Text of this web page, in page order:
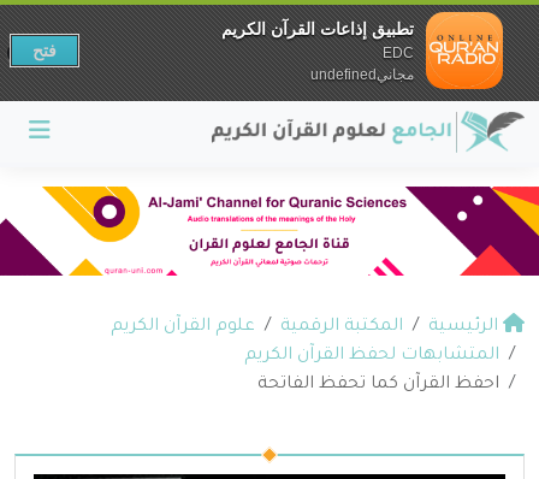
الرئيسية المكتبة الرقمية
علوم القرآن الكريم
المتشابهات لحفظ القرآن الكريم
احفظ القرآن كما تحفظ الفاتحة
تطبيق إذاعات القرآن الكريم
EDC
مجانيundefined
فتح